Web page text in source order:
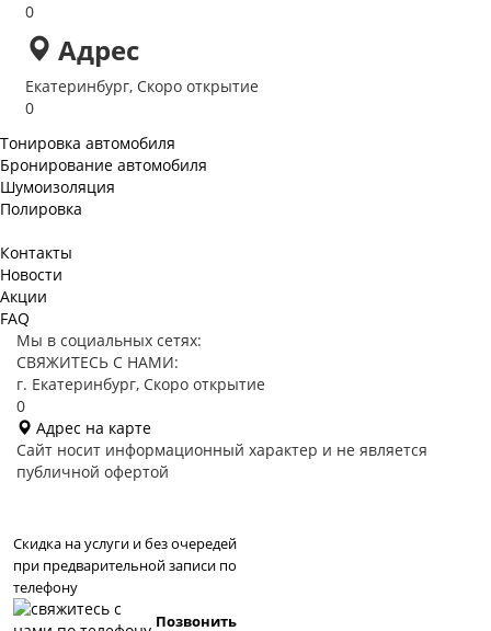
0
Адрес
Екатеринбург, Скоро открытие
0
Контакты
Новости
Акции
FAQ
Тонировка автомобиля
Бронирование автомобиля
Шумоизоляция
Полировка
Мы в социальных сетях:
СВЯЖИТЕСЬ С НАМИ:
г. Екатеринбург, Скоро открытие
0
Адрес на карте
Сайт носит информационный характер и не является
публичной офертой
Скидка на услуги и без очередей
при предварительной записи по
телефону
Позвонить